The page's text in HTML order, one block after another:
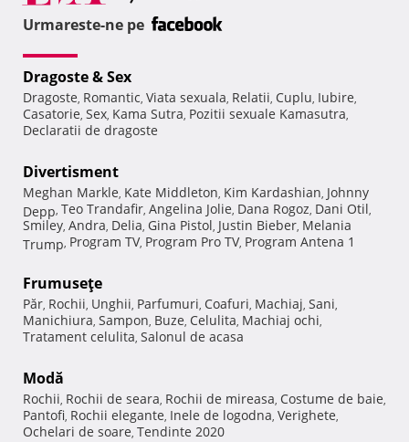
Urmareste-ne pe
Dragoste & Sex
Dragoste, Romantic, Viata sexuala, Relatii, Cuplu, Iubire,
Casatorie, Sex, Kama Sutra, Pozitii sexuale Kamasutra,
Declaratii de dragoste
Divertisment
Meghan Markle, Kate Middleton, Kim Kardashian, Johnny
Depp, Teo Trandafir, Angelina Jolie, Dana Rogoz, Dani Otil,
Smiley, Andra, Delia, Gina Pistol, Justin Bieber, Melania
Trump, Program TV, Program Pro TV, Program Antena 1
Frumuseţe
Păr, Rochii, Unghii, Parfumuri, Coafuri, Machiaj, Sani,
Manichiura, Sampon, Buze, Celulita, Machiaj ochi,
Tratament celulita, Salonul de acasa
Modă
Rochii, Rochii de seara, Rochii de mireasa, Costume de baie,
Pantofi, Rochii elegante, Inele de logodna, Verighete,
Ochelari de soare, Tendinte 2020